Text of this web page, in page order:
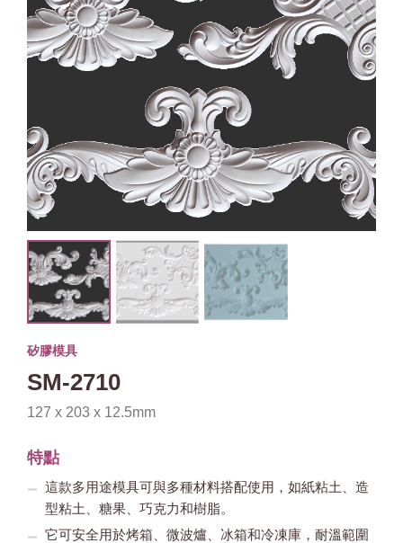
矽膠模具
SM-2710
127 x 203 x 12.5mm
特點
這款多用途模具可與多種材料搭配使用，如紙粘土、造
型粘土、糖果、巧克力和樹脂。
它可安全用於烤箱、微波爐、冰箱和冷凍庫，耐溫範圍